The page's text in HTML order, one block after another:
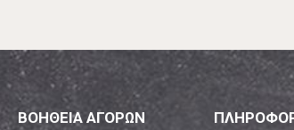
ΒΟΗΘΕΙΑ ΑΓΟΡΩΝ